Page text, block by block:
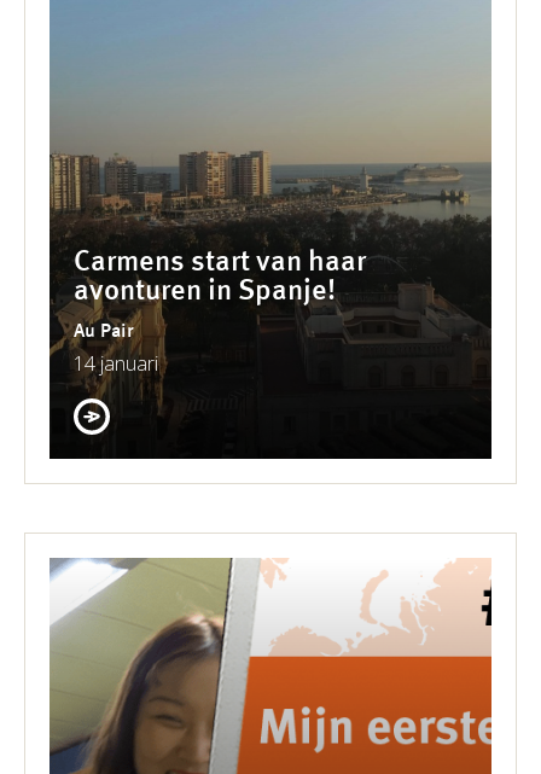
Carmens start van haar
avonturen in Spanje!
Au Pair
14 januari